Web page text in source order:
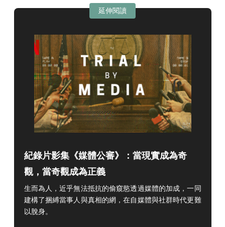
延伸閱讀
紀錄片影集《媒體公審》：當現實成為奇
觀，當奇觀成為正義
生而為人，近乎無法抵抗的偷窺慾透過媒體的加成，一同
建構了捆縛當事人與真相的網，在自媒體與社群時代更難
以脫身。